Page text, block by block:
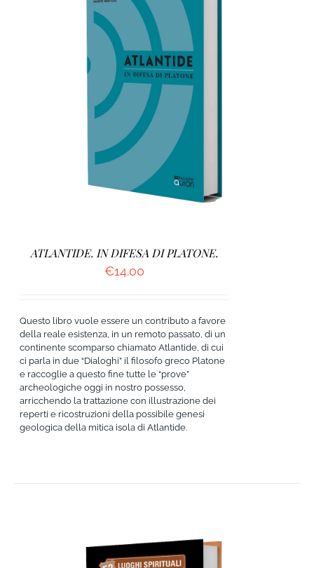
AGGIUNGI AL CARRELLO /
ATLANTIDE. IN DIFESA DI PLATONE.
€14.00
Questo libro vuole essere un contributo a favore
della reale esistenza, in un remoto passato, di un
continente scomparso chiamato Atlantide, di cui
ci parla in due “Dialoghi” il filosofo greco Platone
e raccoglie a questo fine tutte le “prove”
archeologiche oggi in nostro possesso,
arricchendo la trattazione con illustrazione dei
reperti e ricostruzioni della possibile genesi
geologica della mitica isola di Atlantide.